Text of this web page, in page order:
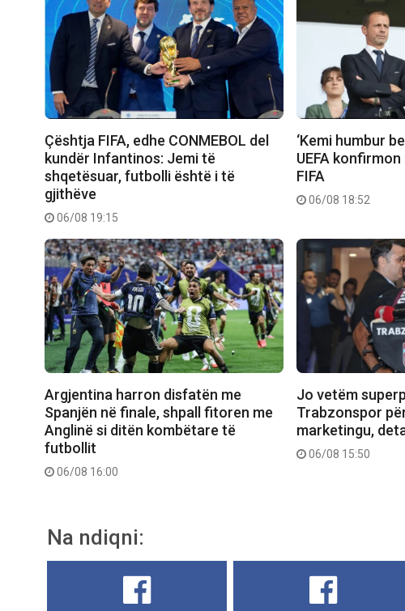
Çështja FIFA, edhe CONMEBOL del
kundër Infantinos: Jemi të
shqetësuar, futbolli është i të
gjithëve
06/08 19:15
‘Kemi humbur
UEFA
FIFA
06/08 18:52
Argjentina harron disfatën me
Spanjën në finale, shpall fitoren me
Anglinë si ditën kombëtare të
futbollit
06/08 16:00
Jo vetëm
Trabzonspor
marketingu,
06/08 15:50
Na ndiqni: